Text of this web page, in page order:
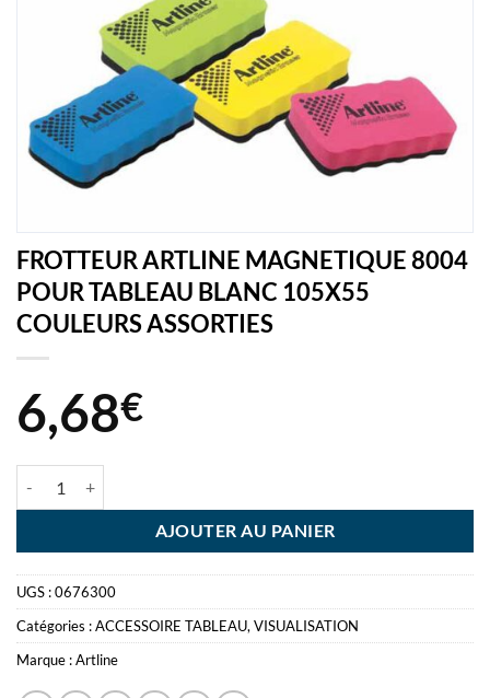
FROTTEUR ARTLINE MAGNETIQUE 8004
POUR TABLEAU BLANC 105X55
COULEURS ASSORTIES
6,68€
AJOUTER AU PANIER
UGS :0676300
Catégories :ACCESSOIRE TABLEAU,VISUALISATION
Marque :Artline